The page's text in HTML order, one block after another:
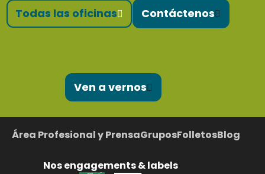
Todas las oficinas Contáctenos
Ven a vernos
Área Profesional y PrensaGruposFolletosBlog
Nos engagements & labels